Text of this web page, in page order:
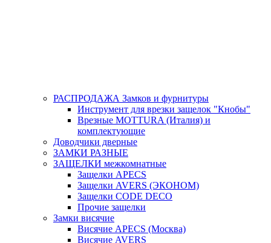
РАСПРОДАЖА Замков и фурнитуры
Инструмент для врезки защелок "Кнобы"
Врезные MOTTURA (Италия) и
комплектующие
Доводчики дверные
ЗАМКИ РАЗНЫЕ
ЗАЩЕЛКИ межкомнатные
Защелки APECS
Защелки AVERS (ЭКОНОМ)
Защелки CODE DECO
Прочие защелки
Замки висячие
Висячие APECS (Москва)
Висячие AVERS